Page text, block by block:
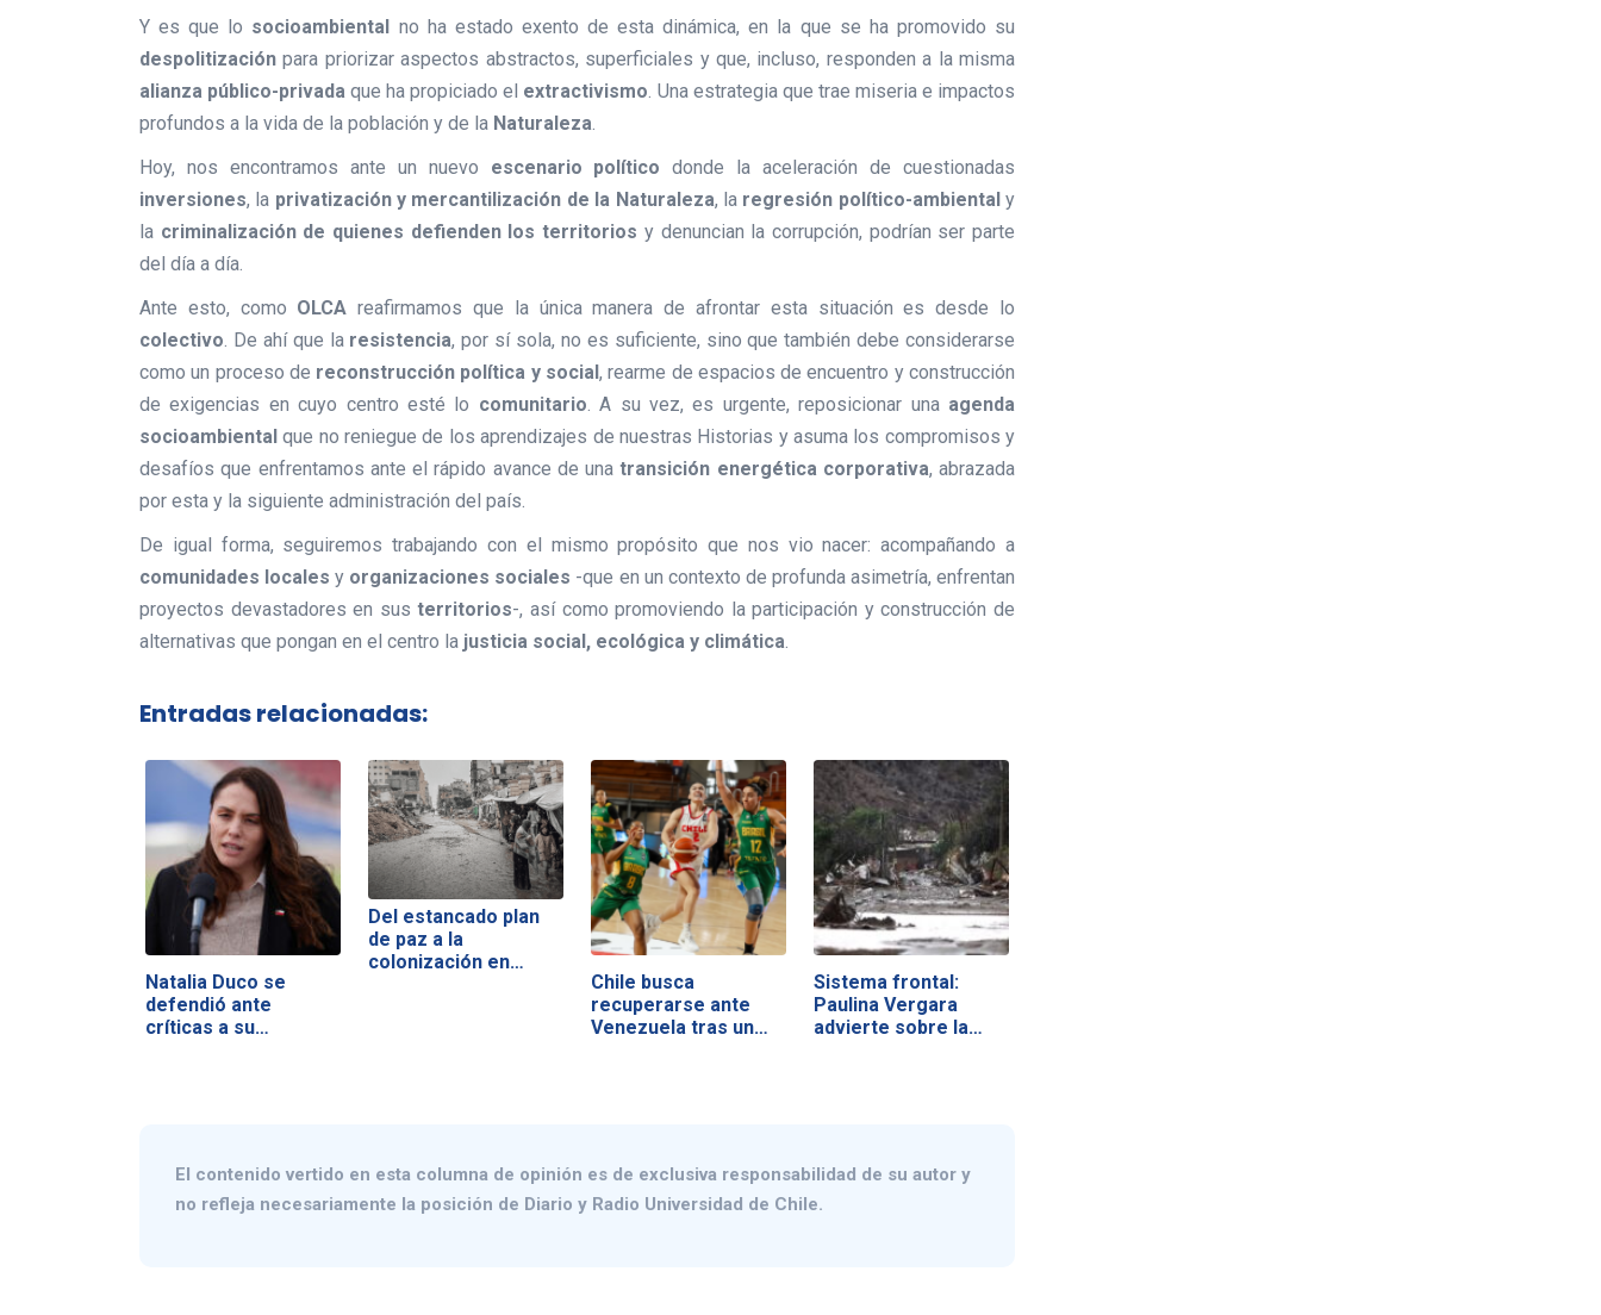
Y es que lo socioambiental
no ha estado exento de esta dinámica, en la que se ha promovido su
despolitización para priorizar aspectos abstractos, superficiales y que, incluso, responden a la misma
alianza público-privada que ha propiciado el extractivismo. Una estrategia que trae miseria e impactos
profundos a la vida de la población y de la Naturaleza.
Hoy, nos encontramos ante un nuevo escenario político donde la aceleración de cuestionadas
inversiones, la privatización y mercantilización de la Naturaleza, la regresión político-ambiental y
la criminalización de quienes defienden los territorios y denuncian la corrupción, podrían ser parte
del día a día.
Ante esto, como OLCA reafirmamos que la única manera de afrontar esta situación es desde lo
colectivo. De ahí que la resistencia, por sí sola, no es suficiente, sino que también debe considerarse
como un proceso de reconstrucción política y social, rearme de espacios de encuentro y construcción
de exigencias en cuyo centro esté lo comunitario. A su vez, es urgente, reposicionar una agenda
socioambiental que no reniegue de los aprendizajes de nuestras Historias y asuma los compromisos y
desafíos que enfrentamos ante el rápido avance de unatransición energética corporativa, abrazada
por esta y la siguiente administración del país.
De igual forma, seguiremos trabajando con el mismo propósito que nos vio nacer: acompañando a
comunidades locales y organizaciones sociales -que en un contexto de profunda asimetría, enfrentan
proyectos devastadores en susterritorios-, así como promoviendo la participación y construcción de
alternativas que pongan en el centro la justicia social, ecológica y climática.
Entradas relacionadas:
Natalia Duco se
defendió ante
críticas a su
Del estancado plan
de paz a la
colonización en…
Chile busca
recuperarse ante
Venezuela tras un
Sistema frontal:
Paulina Vergara
advierte sobre la…
El contenido vertido en esta columna de opinión es de exclusiva responsabilidad de su autor y
no refleja necesariamente la posición de Diario y Radio Universidad de Chile.